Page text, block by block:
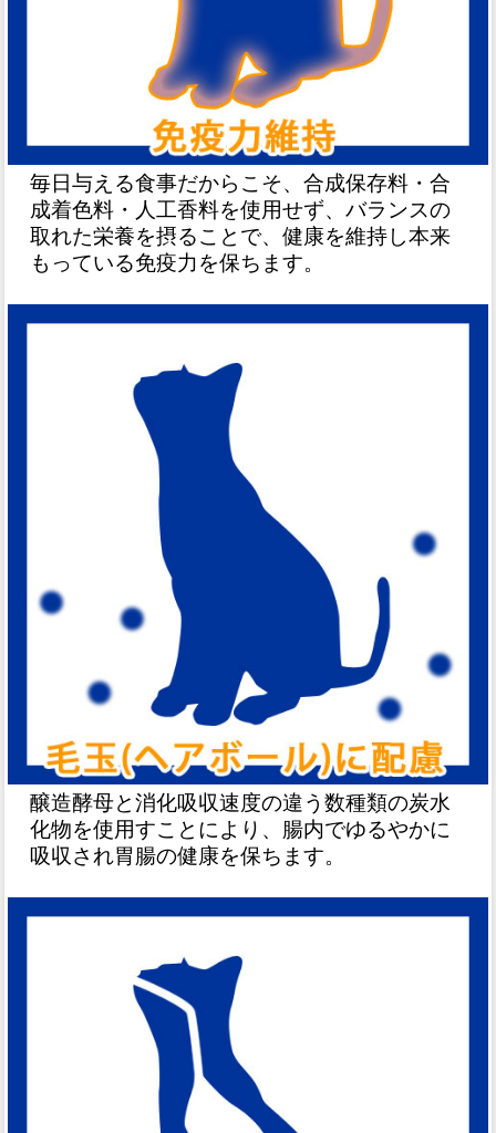
毎日与える食事だからこそ、合成保存料・合
成着色料・人工香料を使用せず、バランスの
取れた栄養を摂ることで、健康を維持し本来
もっている免疫力を保ちます。
醸造酵母と消化吸収速度の違う数種類の炭水
化物を使用すことにより、腸内でゆるやかに
吸収され胃腸の健康を保ちます。